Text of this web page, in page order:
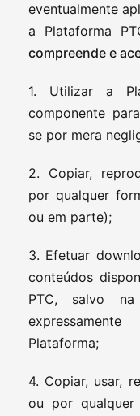
eventualmente
a Plataforma
compreende e
1. Utilizar a
componente
se por mera
2. Copiar,
por qualquer
ou em parte);
3. Efetuar
conteúdos
PTC, salvo
Plataforma;
4. Copiar, usar,
ou por